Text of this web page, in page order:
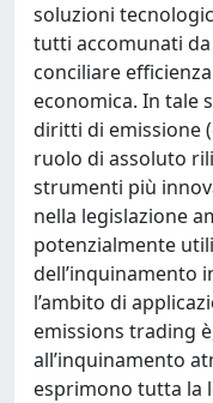
soluzioni
tutti accomunati
conciliare
economica. In tale
diritti di emissione
ruolo di assoluto
strumenti più
nella legislazione
potenzialmente
dell’inquinamento
l’ambito di
emissions trading
all’inquinamento
esprimono tutta la